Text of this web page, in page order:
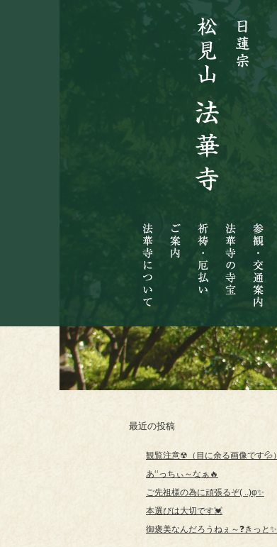
華
寺
に
つ
い
案
内
祷・
厄
払
い
華
寺
の
寺
宝
観・
交
通
案
内
最近の投稿
観覧注意☢（目に余る画像です💦）
あ‘‘っちぃ～なぁ🔥
ご先祖様の為に頑張るぞ( ..)φ✨
本選びは大切です💓
御褒美なんだろうねぇ～❓きっと✨